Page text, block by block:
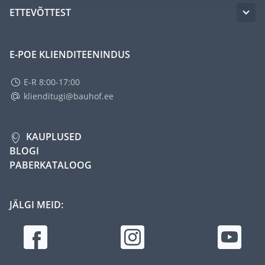
ETTEVÕTTEST
E-POE KLIENDITEENINDUS
E-R 8:00-17:00
klienditugi@bauhof.ee
KAUPLUSED
BLOGI
PABERKATALOOG
JÄLGI MEID: